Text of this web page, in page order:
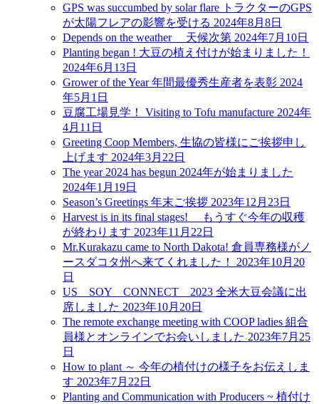
GPS was succumbed by solar flare トラクターのGPS
が太陽フレアの影響を受ける 2024年8月8日
Depends on the weather 天候次第 2024年7月10日
Planting began ! 大豆の植え付けが始まりました！
2024年6月13日
Grower of the Year 年間最優秀生産者を表彰 2024
年5月1日
豆腐工場見学！ Visiting to Tofu manufacture 2024年
4月11日
Greeting Coop Members, 生協の皆様にご挨拶申し
上げます 2024年3月22日
The year 2024 has begun 2024年が始まりました
2024年1月19日
Season’s Greetings 年末ご挨拶 2023年12月23日
Harvest is in its final stages! もうすぐ今年の収穫
が終わります 2023年11月22日
Mr.Kurakazu came to North Dakota! 倉員専務様がノ
ースダコタ州へ来てくれました！
2023年10月20
日
US SOY CONNECT 2023 全米大豆会議に出
席しました 2023年10月20日
The remote exchange meeting with COOP ladies 組合
員様とオンラインでお会いしました 2023年7月25
日
How to plant ～ 今年の植付けの様子をお伝えしま
す 2023年7月22日
Planting and Communication with Producers ~ 植付け